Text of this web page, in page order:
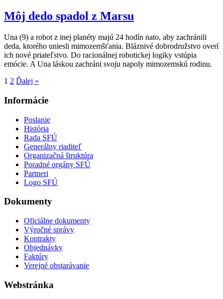
Môj dedo spadol z Marsu
Una (9) a robot z inej planéty majú 24 hodín nato, aby zachránili
deda, ktorého uniesli mimozemšťania. Bláznivé dobrodružstvo overí
ich nové priateľstvo. Do racionálnej robotickej logiky vstúpia
emócie. A Una láskou zachráni svoju napoly mimozemskú rodinu.
1 2 Ďalej »
Informácie
Poslanie
História
Rada SFÚ
Generálny riaditeľ
Organizačná štruktúra
Poradné orgány SFÚ
Partneri
Logo SFÚ
Dokumenty
Oficiálne dokumenty
Výročné správy
Kontrakty
Objednávky
Faktúry
Verejné obstarávanie
Webstránka